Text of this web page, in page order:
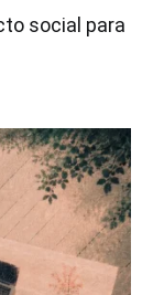
social para